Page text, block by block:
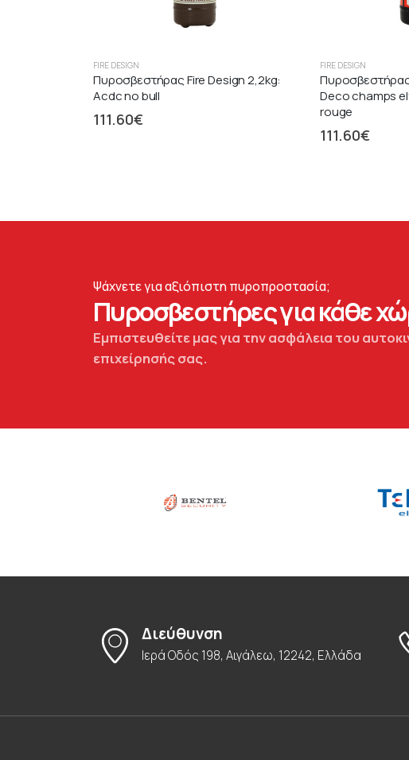
FIRE DESIGN
Πυροσβεστήρας Fire Design 2,2kg:
Acdc no bull
111.60€
FIRE DESIGN
Deco champs
rouge
111.60€
Ψάχνετε για αξιόπιστη πυροπροστασία;
Πυροσβεστήρες για κάθε
Εμπιστευθείτε μας για την ασφάλεια του
επιχείρησής σας.
Διεύθυνση
Ιερά Οδός 198, Αιγάλεω, 12242, Ελλάδα